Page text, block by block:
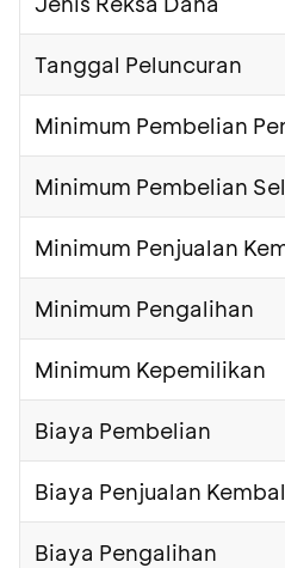
Tanggal Peluncuran
Minimum Pembelian
Minimum Pembelian
Minimum Penjualan
Minimum Pengalihan
Minimum Kepemilikan
Biaya Pembelian
Biaya Penjualan
Biaya Pengalihan